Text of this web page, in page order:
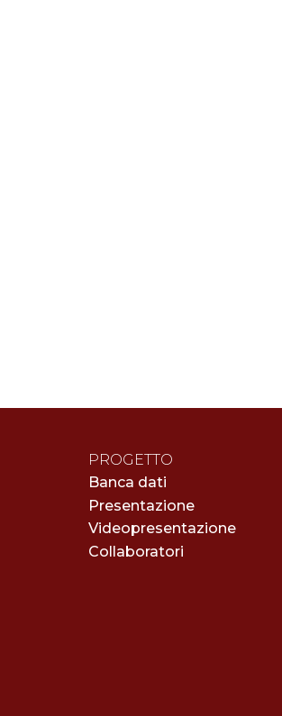
PROGETTO
Banca dati
Presentazione
Videopresentazione
Collaboratori